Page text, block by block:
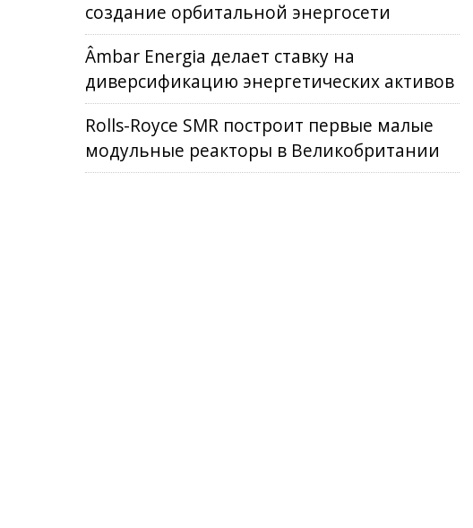
создание орбитальной энергосети
Âmbar Energia делает ставку на
диверсификацию энергетических активов
Rolls-Royce SMR построит первые малые
модульные реакторы в Великобритании